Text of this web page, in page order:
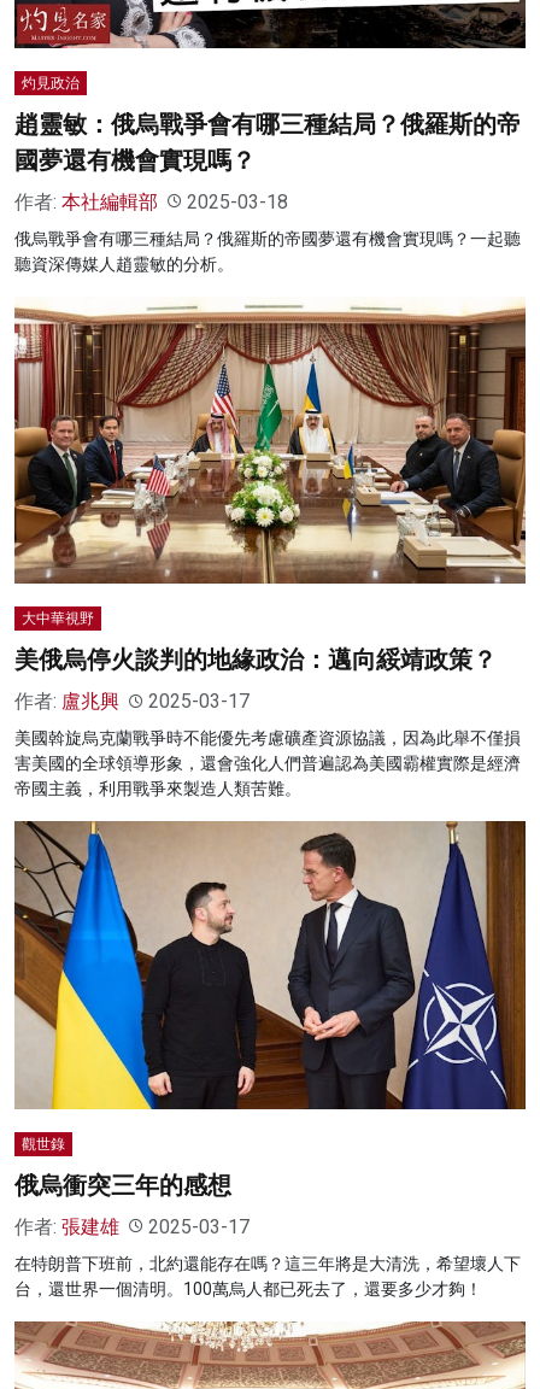
灼見政治
趙靈敏：俄烏戰爭會有哪三種結局？俄羅斯的帝
國夢還有機會實現嗎？
作者: 本社編輯部 2025-03-18
俄烏戰爭會有哪三種結局？俄羅斯的帝國夢還有機會實現嗎？一起聽
聽資深傳媒人趙靈敏的分析。
大中華視野
美俄烏停火談判的地緣政治：邁向綏靖政策？
作者: 盧兆興 2025-03-17
美國斡旋烏克蘭戰爭時不能優先考慮礦產資源協議，因為此舉不僅損
害美國的全球領導形象，還會強化人們普遍認為美國霸權實際是經濟
帝國主義，利用戰爭來製造人類苦難。
觀世錄
俄烏衝突三年的感想
作者: 張建雄 2025-03-17
在特朗普下班前，北約還能存在嗎？這三年將是大清洗，希望壞人下
台，還世界一個清明。100萬烏人都已死去了，還要多少才夠！